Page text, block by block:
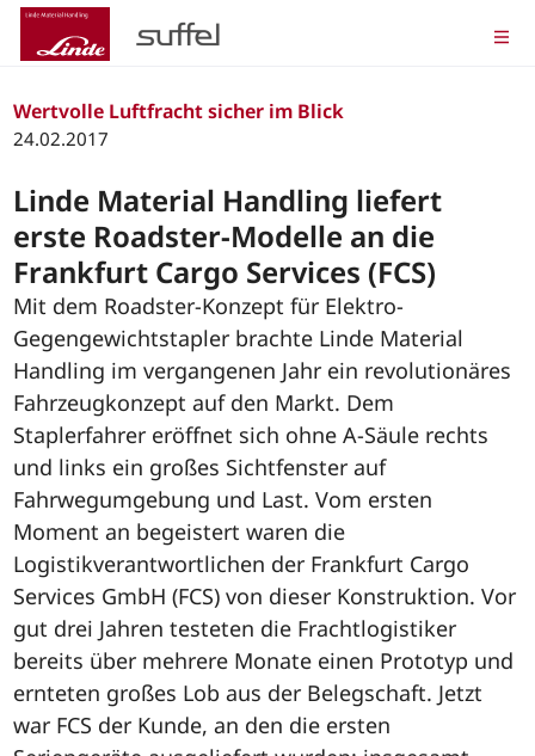
Wertvolle Luftfracht sicher im Blick
24.02.2017
Linde Material Handling liefert
erste Roadster-Modelle an die
Frankfurt Cargo Services (FCS)
Mit dem Roadster-Konzept für Elektro-
Gegengewichtstapler brachte Linde Material
Handling im vergangenen Jahr ein revolutionäres
Fahrzeugkonzept auf den Markt. Dem
Staplerfahrer eröffnet sich ohne A-Säule rechts
und links ein großes Sichtfenster auf
Fahrwegumgebung und Last. Vom ersten
Moment an begeistert waren die
Logistikverantwortlichen der Frankfurt Cargo
Services GmbH (FCS) von dieser Konstruktion. Vor
gut drei Jahren testeten die Frachtlogistiker
bereits über mehrere Monate einen Prototyp und
ernteten großes Lob aus der Belegschaft. Jetzt
war FCS der Kunde, an den die ersten